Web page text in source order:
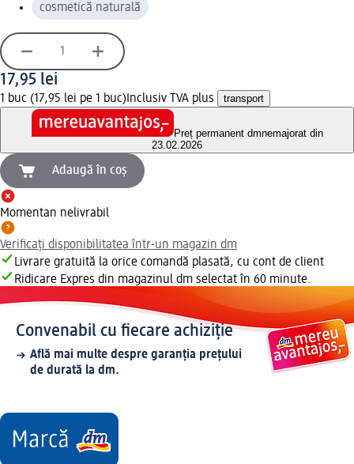
cosmetică naturală
17,95 lei
1 buc (17,95 lei pe 1 buc) Inclusiv TVA plus transport
Preț permanent dmnemajorat din
23.02.2026
Adaugă în coș
Momentan nelivrabil
Verificați disponibilitatea într-un magazin dm
Livrare gratuită la orice comandă plasată, cu cont de client
Ridicare Expres din magazinul dm selectat în 60 minute.
Convenabil cu fiecare achiziție
Află mai multe despre garanția prețului
de durată la dm.